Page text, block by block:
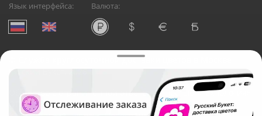
Язык интерфейса: Валюта:
Служба круглосуточной доставки цветов в Москве
Русский Букет, 2026
Общество с ограниченной ответственностью «Технология»
ОГРН: 1195476081745, ИНН: 5410081997